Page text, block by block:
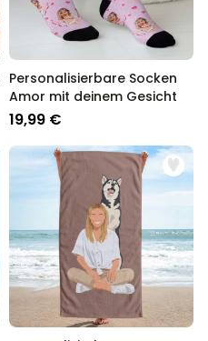
Personalisierbare Socken
Amor mit deinem Gesicht
19,99 €